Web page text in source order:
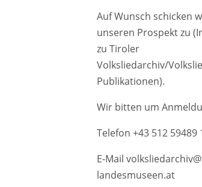
Auf Wunsch schicken
unseren Prospekt zu
zu Tiroler
Volksliedarchiv/
Publikationen).
Wir bitten um
Telefon +43 512 59489
E-Mail
landesmuseen.at